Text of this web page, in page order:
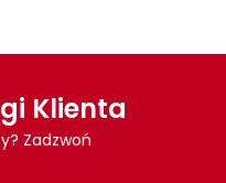
Klienta
Zadzwoń